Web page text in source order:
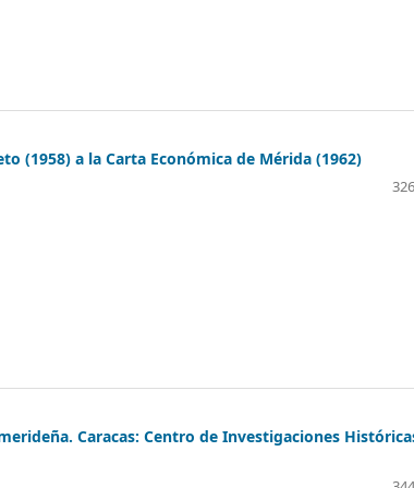
(1958) a la Carta Económica de Mérida (1962)
Caracas: Centro de Investigaciones